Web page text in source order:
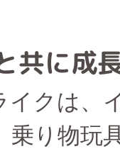
共に成
イクは、
乗り物玩